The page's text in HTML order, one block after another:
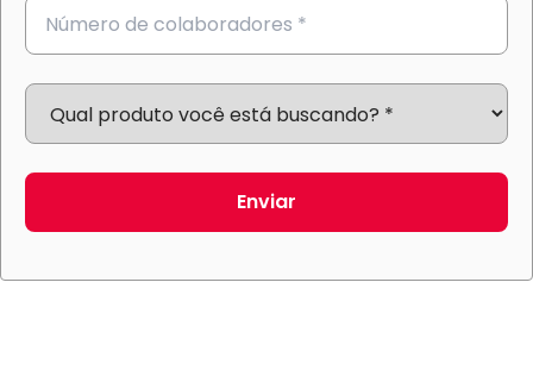
Enviar